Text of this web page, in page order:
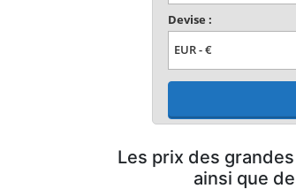
Devise :
Les prix des
ainsi que